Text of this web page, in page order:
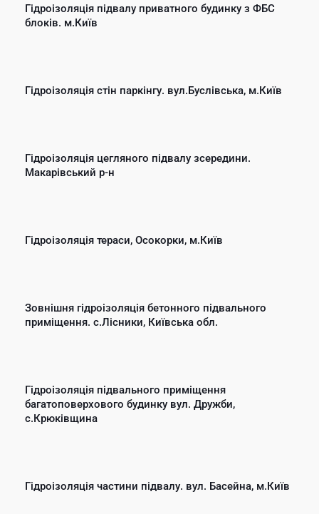
Гідроізоляція підвалу приватного будинку з ФБС
блоків. м.Київ
Гідроізоляція стін паркінгу. вул.Буслівська, м.Київ
Гідроізоляція цегляного підвалу зсередини.
Макарівський р-н
Гідроізоляція тераси, Осокорки, м.Київ
Зовнішня гідроізоляція бетонного підвального
приміщення. с.Лісники, Київська обл.
Гідроізоляція підвального приміщення
багатоповерхового будинку вул. Дружби,
c.Крюківщина
Гідроізоляція частини підвалу. вул. Басейна, м.Київ